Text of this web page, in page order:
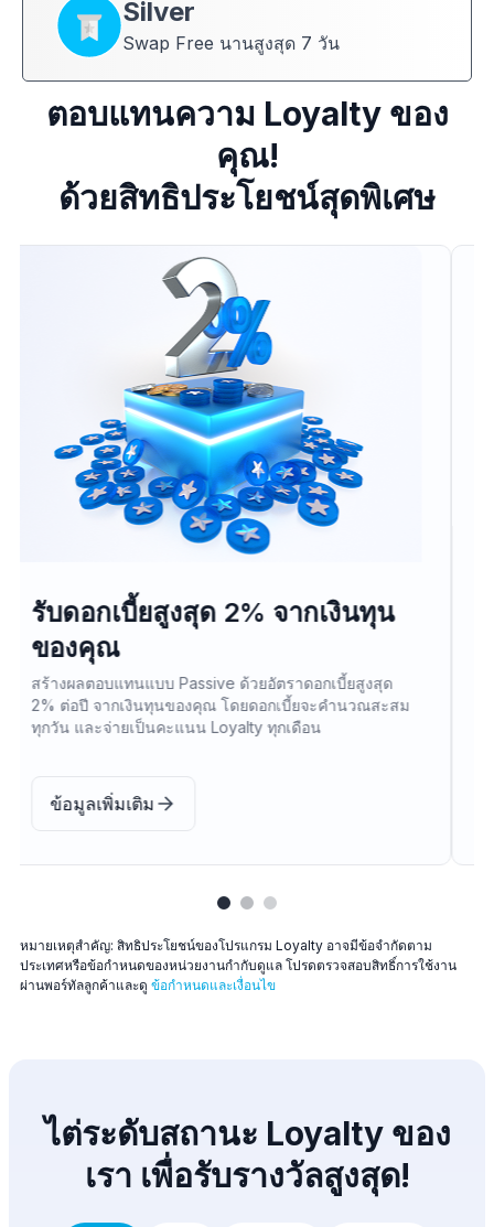
Silver
Swap Free นานสูงสุด 7 วัน
ตอบแทนความ Loyalty ของ
คุณ!
ด้วยสิทธิประโยชน์สุดพิเศษ
รับโบนัสเงินฝากสูงสุด $60,000
ปลดล็อกโบนัสเงินฝากรวมสูงสุด $60,000 พร้อมรับโบนัส
สูงสุด 100% สำหรับทุกการฝากเงินตั้งแต่ $100 ขึ้นไป
เมื่อระดับสถานะ Loyalty สูงขึ้น
ข้อมูลเพิ่มเติม
หมายเหตุสำคัญ: สิทธิประโยชน์ของโปรแกรม Loyalty อาจมีข้อจำกัดตาม
ประเทศหรือข้อกำหนดของหน่วยงานกำกับดูแล โปรดตรวจสอบสิทธิ์การใช้งาน
ผ่านพอร์ทัลลูกค้าและดู ข้อกำหนดและเงื่อนไข
ไต่ระดับสถานะ Loyalty ของ
เรา เพื่อรับรางวัลสูงสุด!